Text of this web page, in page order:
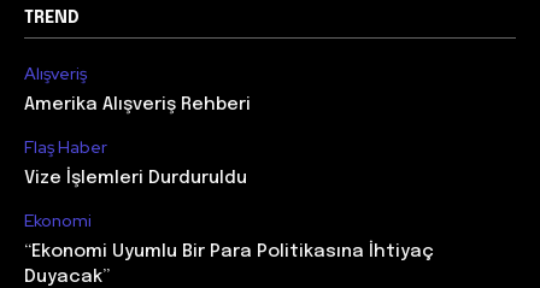
TREND
Alışveriş
Amerika Alışveriş Rehberi
Flaş Haber
Vize İşlemleri Durduruldu
Ekonomi
“Ekonomi Uyumlu Bir Para Politikasına İhtiyaç
Duyacak”